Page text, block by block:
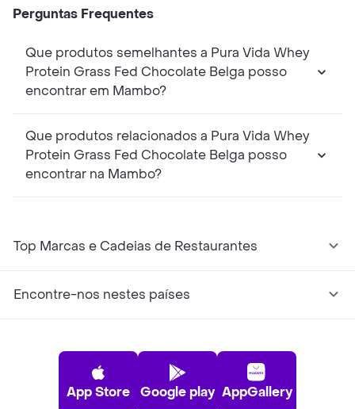
Perguntas Frequentes
Que produtos semelhantes a Pura Vida Whey
Protein Grass Fed Chocolate Belga posso
encontrar em Mambo?
Que produtos relacionados a Pura Vida Whey
Protein Grass Fed Chocolate Belga posso
encontrar na Mambo?
Top Marcas e Cadeias de Restaurantes
Encontre-nos nestes países
App Store Google play AppGallery